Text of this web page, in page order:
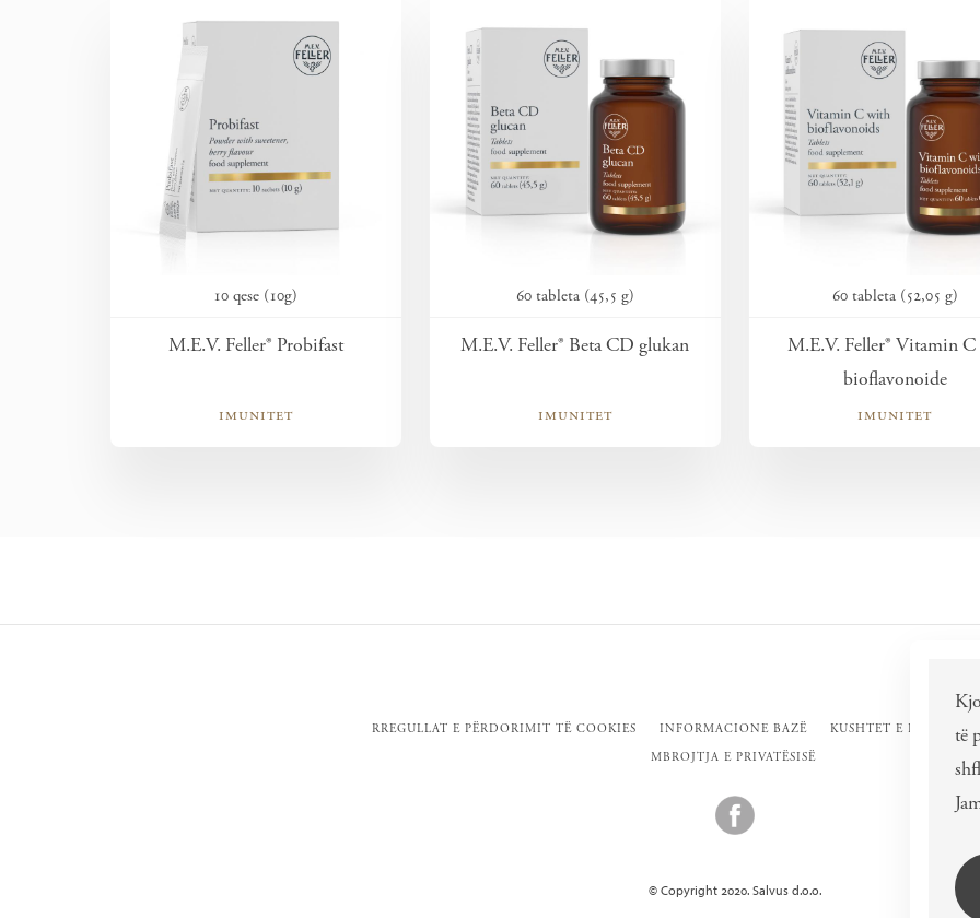
10 qese (10g)
M.E.V. Feller® Probifast
imunitet
60 tableta (45,5 g)
M.E.V. Feller® Beta CD glukan
imunitet
60 tableta (52,05 g)
M.E.V. Feller® Vitamin C
bioflavonoide
imunitet
të
RREGULLAT E PËRDORIMIT TË COOKIES INFORMACIONE BAZË
KUSHTET E
MBROJTJA E PRIVATËSISË
© Copyright 2020. Salvus d.o.o.